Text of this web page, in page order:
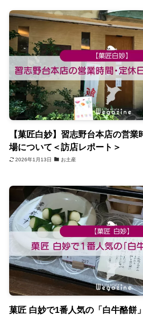
【菓匠白妙】習志野台本店の営
場について＜訪店レポート＞
2026年1月13日 お土産
菓匠 白妙で1番人気の「白牛酪餅